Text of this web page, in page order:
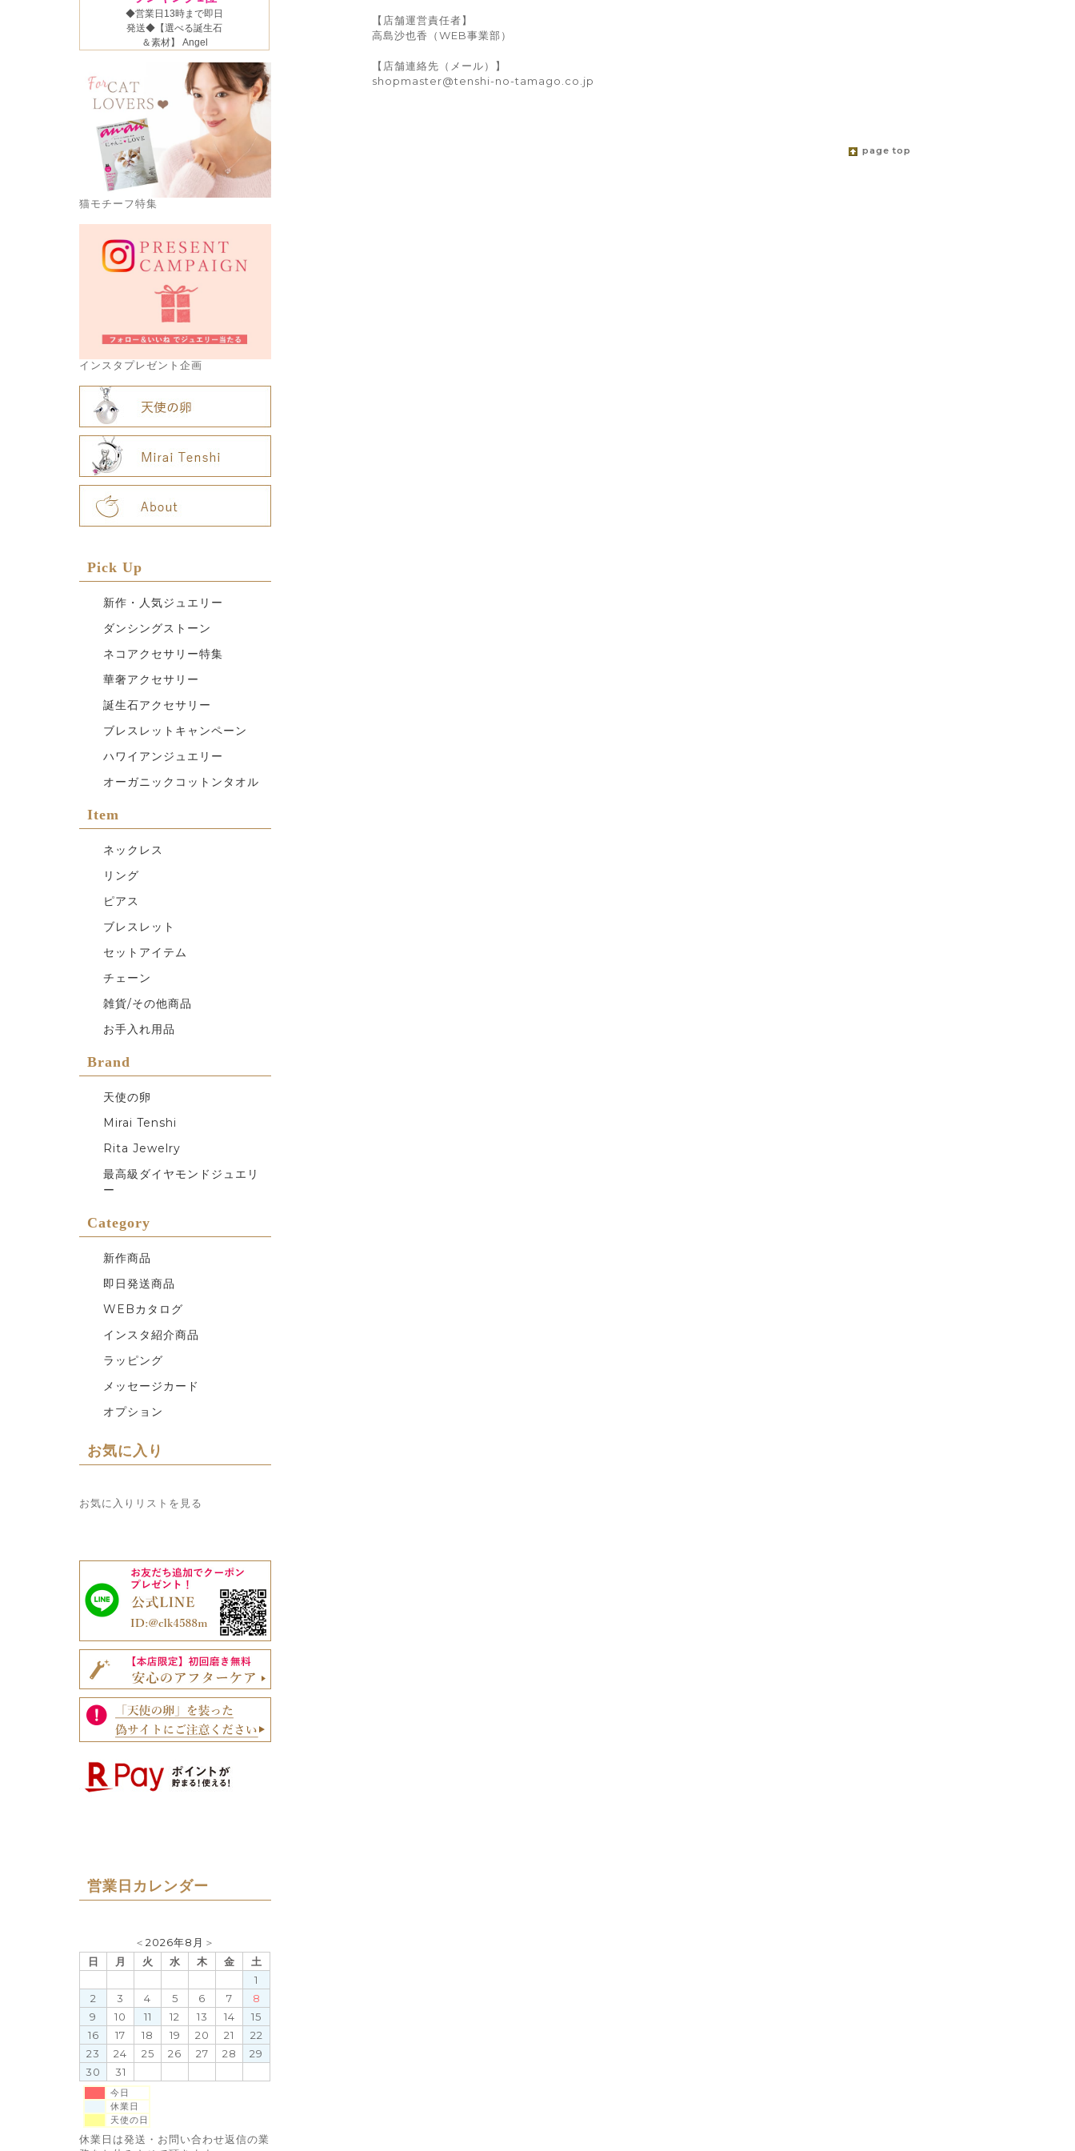
猫モチーフ特集
インスタプレゼント企画
Pick Up
新作・人気ジュエリー
ダンシングストーン
ネコアクセサリー特集
華奢アクセサリー
誕生石アクセサリー
ブレスレットキャンペーン
ハワイアンジュエリー
オーガニックコットンタオル
Item
ネックレス
リング
ピアス
ブレスレット
セットアイテム
チェーン
雑貨/その他商品
お手入れ用品
Brand
天使の卵
Mirai Tenshi
Rita Jewelry
最高級ダイヤモンドジュエリ
ー
Category
新作商品
即日発送商品
WEBカタログ
インスタ紹介商品
ラッピング
メッセージカード
オプション
お気に入り
お気に入りリストを見る
営業日カレンダー
＜ 2026年8月 ＞
日
月 火 水 木 金
土
1
2
3 4 5 6 7
8
9
10 11 12 13 14
15
16
17 18 19 20 21
22
23
24 25 26 27 28
29
30
31
今日
休業日
天使の日
休業日は発送・お問い合わせ返信の業
【店舗運営責任者】
高島沙也香（WEB事業部）
【店舗連絡先（メール）】
shopmaster@tenshi-no-tamago.co.jp
page top